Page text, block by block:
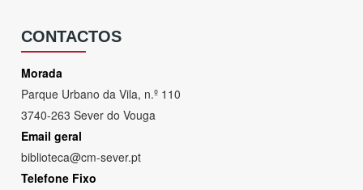
CONTACTOS
Morada
Parque Urbano da Vila, n.º 110
3740-263 Sever do Vouga
Email geral
biblioteca@cm-sever.pt
Telefone Fixo